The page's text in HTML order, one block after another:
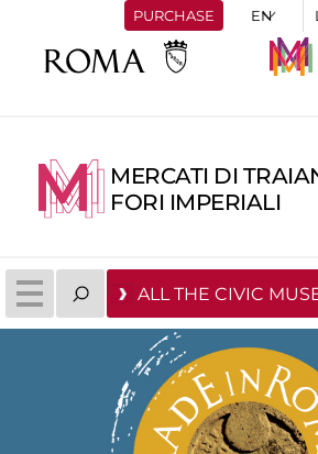
PURCHASE
MERCATI DI
FORI IMPERIALI
ALL THE CIVIC